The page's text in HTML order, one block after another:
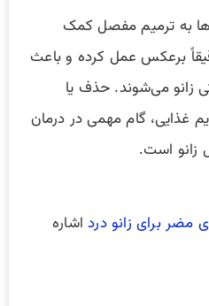
به ترمیم مفصل کمک
برعکس عمل کرده و باعث
زانو می‌شوند. حذف یا
غذایی، گام مهمی در درمان
است.
مضر برای زانو درداشاره